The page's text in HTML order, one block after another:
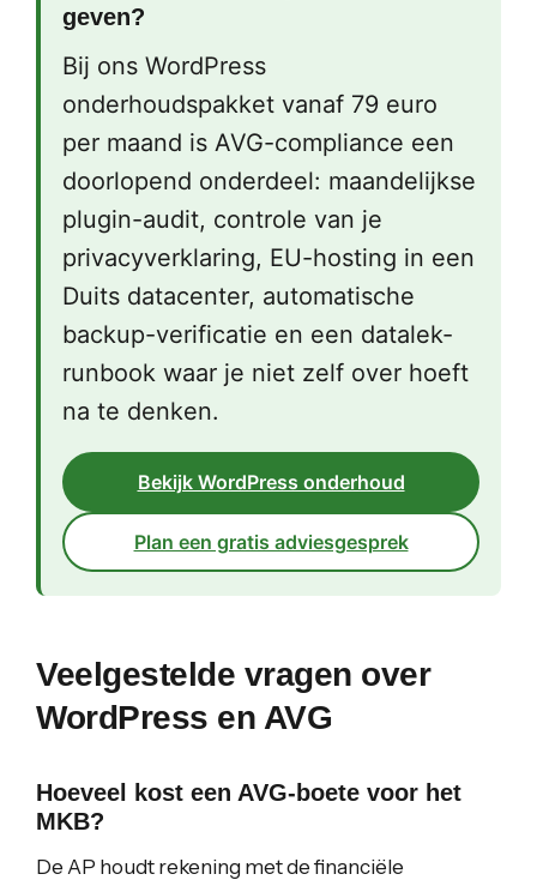
geven?
Bij ons WordPress
onderhoudspakket vanaf 79 euro
per maand is AVG-compliance een
doorlopend onderdeel: maandelijkse
plugin-audit, controle van je
privacyverklaring, EU-hosting in een
Duits datacenter, automatische
backup-verificatie en een datalek-
runbook waar je niet zelf over hoeft
na te denken.
Bekijk WordPress onderhoud
Plan een gratis adviesgesprek
Veelgestelde vragen over
WordPress en AVG
Hoeveel kost een AVG-boete voor het
MKB?
De AP houdt rekening met de financiële